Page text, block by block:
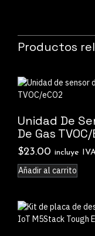
Productos
Unidad De
De Gas
$23.00 incluye
Añadir al carrito